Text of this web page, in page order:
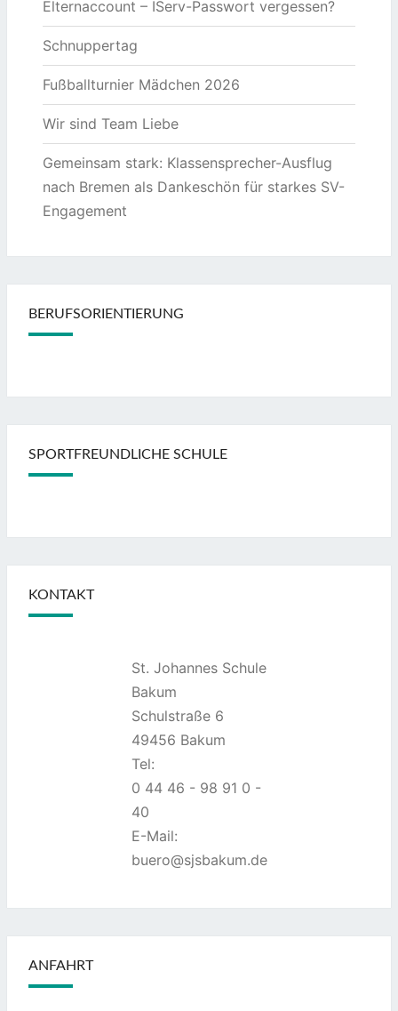
Elternaccount – IServ-Passwort vergessen?
Schnuppertag
Fußballturnier Mädchen 2026
Wir sind Team Liebe
Gemeinsam stark: Klassensprecher-Ausflug
nach Bremen als Dankeschön für starkes SV-
Engagement
BERUFSORIENTIERUNG
SPORTFREUNDLICHE SCHULE
KONTAKT
St. Johannes Schule
Bakum
Schulstraße 6
49456 Bakum
Tel:
0 44 46 - 98 91 0 -
40
E-Mail:
buero@sjsbakum.de
ANFAHRT